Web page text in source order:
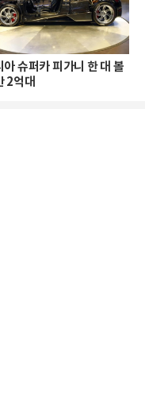
아 슈퍼카 피가니 한 대 볼
2억대